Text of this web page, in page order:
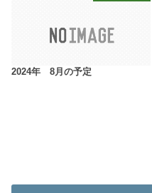
2024年 8月の予定